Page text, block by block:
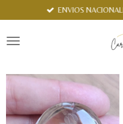
al
principal
ENVIOS